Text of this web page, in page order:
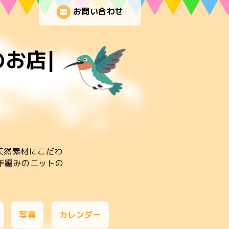
お問い合わせ
お店|
素材にこだわ
編みのニットの
写真 カレンダー